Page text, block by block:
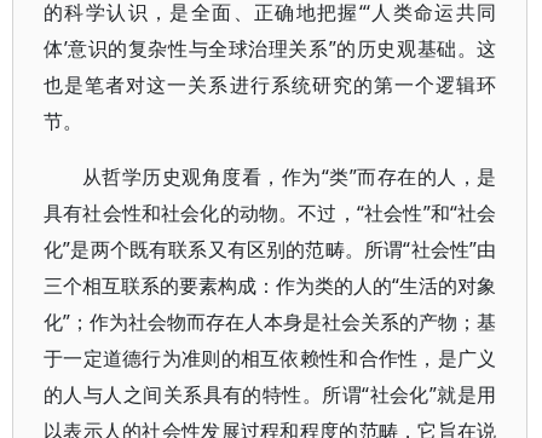
的科学认识，是全面、正确地把握“‘人类命运共同
体’意识的复杂性与全球治理关系”的历史观基础。这
也是笔者对这一关系进行系统研究的第一个逻辑环
节。
从哲学历史观角度看，作为“类”而存在的人，是
具有社会性和社会化的动物。不过，“社会性”和“社会
化”是两个既有联系又有区别的范畴。所谓“社会性”由
三个相互联系的要素构成：作为类的人的“生活的对象
化”；作为社会物而存在人本身是社会关系的产物；基
于一定道德行为准则的相互依赖性和合作性，是广义
的人与人之间关系具有的特性。所谓“社会化”就是用
以表示人的社会性发展过程和程度的范畴，它旨在说